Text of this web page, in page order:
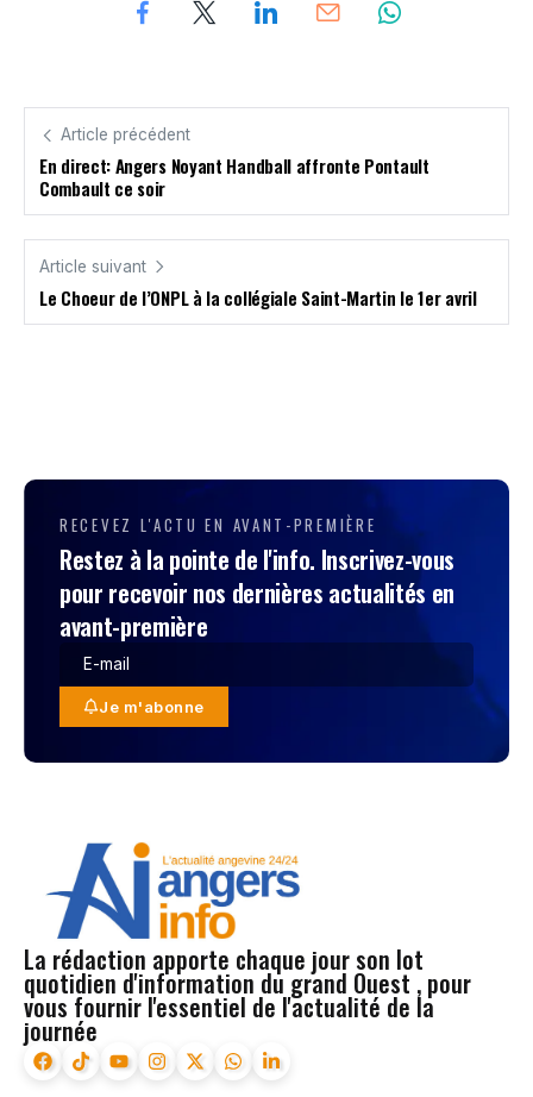
Article précédent
En direct: Angers Noyant Handball affronte Pontault
Combault ce soir
Article suivant
Le Choeur de l’ONPL à la collégiale Saint-Martin le 1er avril
RECEVEZ L'ACTU EN AVANT-PREMIÈRE
Restez à la pointe de l'info. Inscrivez-vous
pour recevoir nos dernières actualités en
avant-première
Je m'abonne
La rédaction apporte chaque jour son lot
quotidien d'information du grand Ouest , pour
vous fournir l'essentiel de l'actualité de la
journée